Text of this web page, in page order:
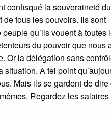
confisqué la souveraineté du
tous les pouvoirs. Ils sont
qu’ils vouent à toutes
du pouvoir que nous
Or la délégation sans
A tel point
Mais ils se gardent de dire
Regardez les